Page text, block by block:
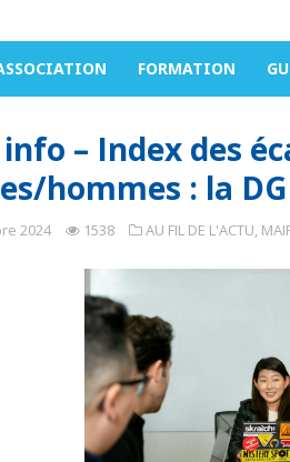
FORMATION
– Index des
hommes : la
2024 1538 AU FIL DE L'ACTU,